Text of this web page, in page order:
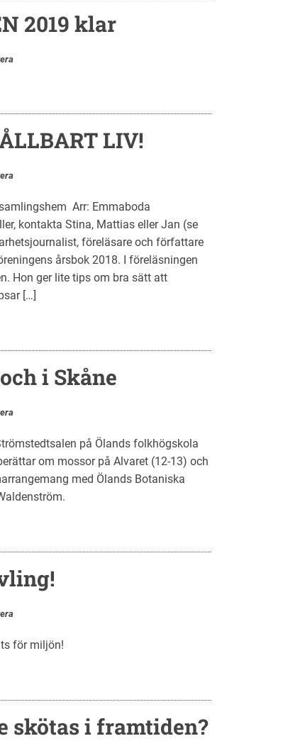
2019 klar
LIV!
Arr: Emmaboda
kontakta Stina, Mattias eller Jan (se
föreläsare och författare
årsbok 2018. I föreläsningen
Hon ger lite tips om bra sätt att
[…]
i Skåne
på Ölands folkhögskola
om mossor på Alvaret (12-13) och
med Ölands Botaniska
för miljön!
skötas i framtiden?